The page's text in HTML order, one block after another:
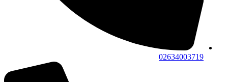
02634003719